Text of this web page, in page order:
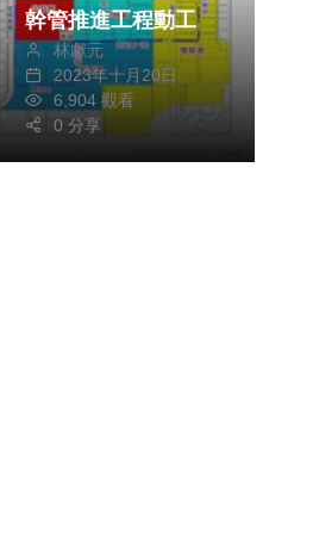
幹管推進工程動工
林獻元
2023年十月20日
6,904 觀看
0 分享